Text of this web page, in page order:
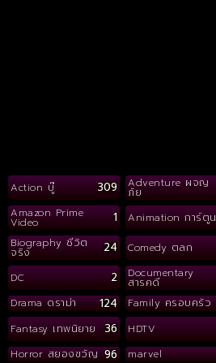
Action บู๊ 309 Adventure ผจญ
ภัย
Amazon Prime
Video 1 Animation การ์ตูน
Biography ชีวิต
จริง 24 Comedy ตลก
DC 2 Documentary
สารคดี
Drama ดราม่า 124 Family ครอบครัว
Fantasy เทพนิยาย 36 HDTV
Horror สยองขวัญ 96 marvel